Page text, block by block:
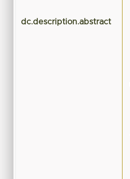
dc.description.abstract